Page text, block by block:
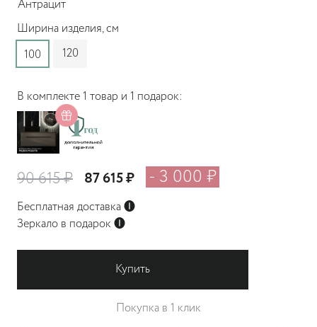
Антрацит
Ширина изделия, см
100
120
В комплекте 1 товар и 1 подарок:
90 615 ₽ 87 615 ₽ - 3 000 ₽
Бесплатная доставка🅘
Зеркало в подарок 🅘
Купить
Покупка в 1 клик